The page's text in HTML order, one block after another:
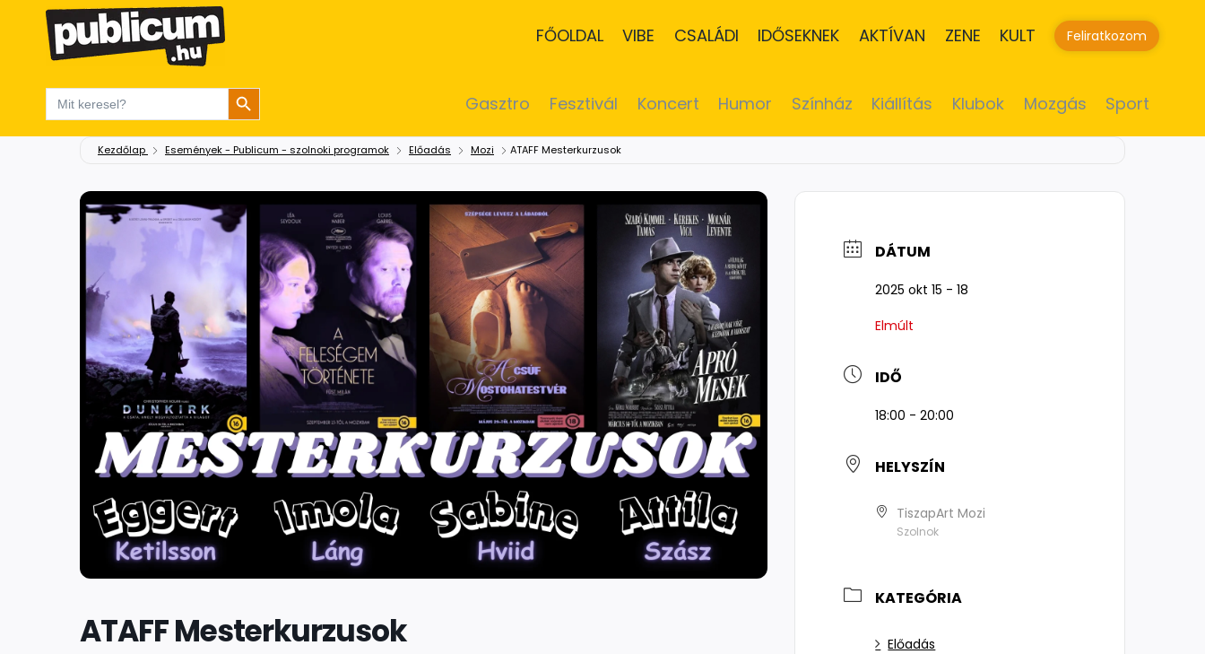
FŐOLDAL VIBE CSALÁDI IDŐSEKNEK AKTÍVAN ZENE KULT Feliratkozom
Search
for:
Search Button
Gasztro Fesztivál Koncert Humor Színház Kiállítás Klubok Mozgás Sport
Kezdőlap Események - Publicum - szolnoki programok Előadás Mozi ATAFF Mesterkurzusok
ATAFF Mesterkurzusok
DÁTUM
2025 okt 15 - 18
Elmúlt
IDŐ
18:00 - 20:00
HELYSZÍN
TiszapArt Mozi
Szolnok
KATEGÓRIA
Előadás